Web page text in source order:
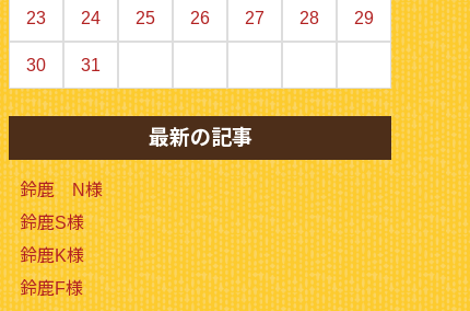
23 24 25 26 27 28 29
30 31
最新の記事
鈴鹿 N様
鈴鹿S様
鈴鹿K様
鈴鹿F様